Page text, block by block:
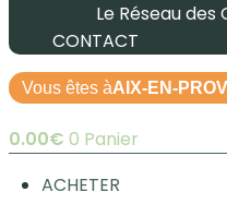
Le Réseau des
CONTACT
Vous êtes àAIX-EN-
0.00€ 0 Panier
ACHETER